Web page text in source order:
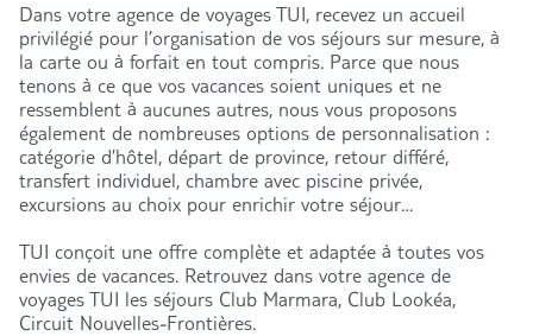
Dans votre agence de voyages TUI, recevez un accueil
privilégié pour l’organisation de vos séjours sur mesure, à
la carte ou à forfait en tout compris. Parce que nous
tenons à ce que vos vacances soient uniques et ne
ressemblent à aucunes autres, nous vous proposons
également de nombreuses options de personnalisation :
catégorie d’hôtel, départ de province, retour différé,
transfert individuel, chambre avec piscine privée,
excursions au choix pour enrichir votre séjour…
TUI conçoit une offre complète et adaptée à toutes vos
envies de vacances. Retrouvez dans votre agence de
voyages TUI les séjours Club Marmara, Club Lookéa,
Circuit Nouvelles-Frontières.